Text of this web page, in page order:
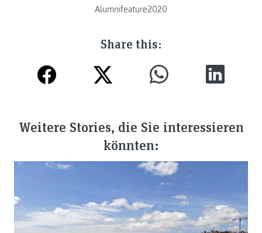
Alumnifeature2020
Share this:
Weitere Stories, die Sie interessieren
könnten: